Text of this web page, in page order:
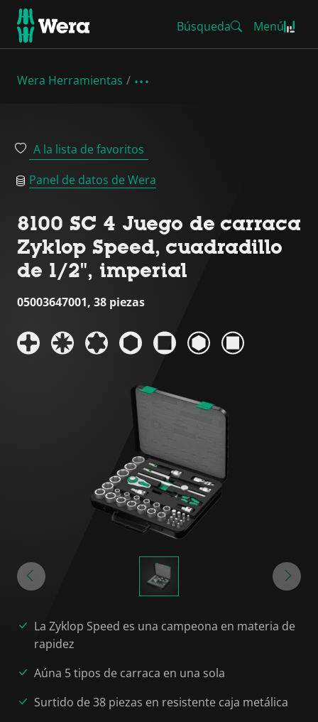
Búsqueda Menú
Wera Herramientas
A la lista de favoritos
Panel de datos de Wera
8100 SC 4 Juego de carraca
Zyklop Speed, cuadradillo
de 1/2", imperial
05003647001, 38 piezas
La Zyklop Speed es una campeona en materia de
rapidez
Aúna 5 tipos de carraca en una sola
Surtido de 38 piezas en resistente caja metálica